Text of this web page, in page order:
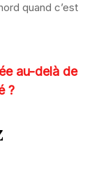
quand c’est
au-delà de
?